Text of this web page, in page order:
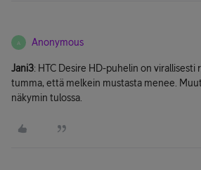
A Anonymous
Jani3: HTC Desire HD-puhelin on virallisesti
tumma, että melkein mustasta menee.
näkymin tulossa.